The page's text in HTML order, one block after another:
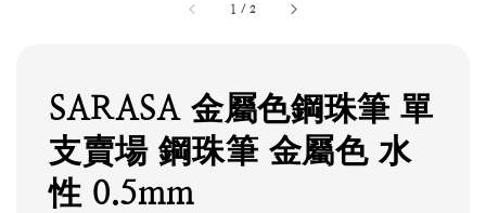
1 /2
SARASA 金屬色鋼珠筆 單
支賣場 鋼珠筆 金屬色 水
性 0.5mm